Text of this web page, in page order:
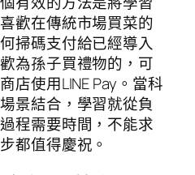
歡在傳統市場買菜的
掃碼支付給已經導入
為孫子買禮物的，可
店使用LINE Pay。當科
景結合，學習就從負
程需要時間，不能求
都值得慶祝。